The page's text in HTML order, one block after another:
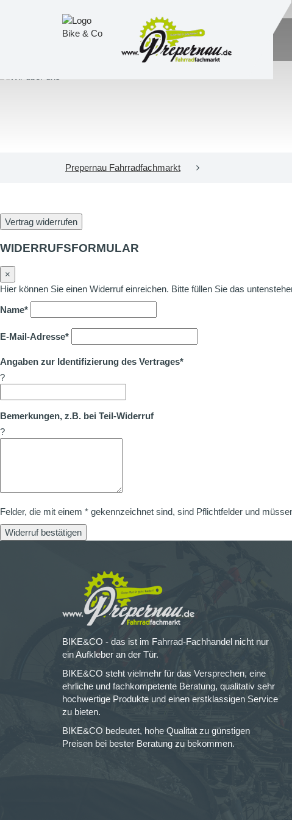
Prepernau Fahrradfachmarkt
Vertrag widerrufen
WIDERRUFSFORMULAR
×
Hier können Sie einen Widerruf einreichen. Bitte füllen Sie das
Name*
E-Mail-Adresse*
Angaben zur Identifizierung des Vertrages*
?
Bemerkungen, z.B. bei Teil-Widerruf
?
Felder, die mit einem * gekennzeichnet sind, sind Pflichtfelder und
Widerruf bestätigen
BIKE&CO - das ist im Fahrrad-Fachhandel nicht nur
ein Aufkleber an der Tür.
BIKE&CO steht vielmehr für das Versprechen, eine
ehrliche und fachkompetente Beratung, qualitativ sehr
hochwertige Produkte und einen erstklassigen Service
zu bieten.
BIKE&CO bedeutet, hohe Qualität zu günstigen
Preisen bei bester Beratung zu bekommen.